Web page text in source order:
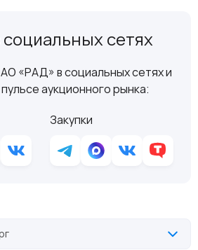
сетях
«РАД» в социальных сетях и
аукционного рынка:
Закупки